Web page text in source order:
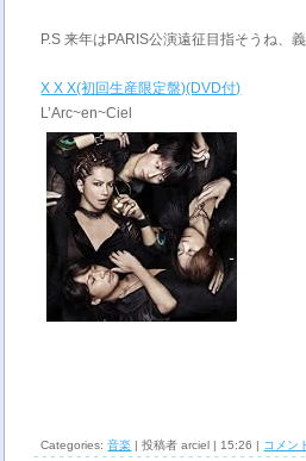
P.S 来年はPARIS公演遠征目指そうね、
X X X(初回生産限定盤)(DVD付)
L’Arc~en~Ciel
Categories:音楽 | 投稿者 arciel | 15:26 | コメン